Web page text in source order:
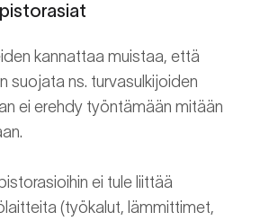
kannattaa muistaa, että
suojata ns. turvasulkijoiden
ei erehdy työntämään mitään
ei tule liittää
(työkalut, lämmittimet,